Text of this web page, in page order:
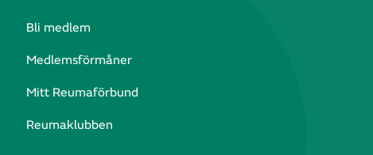
Bli medlem
Medlemsförmåner
Mitt Reumaförbund
Reumaklubben